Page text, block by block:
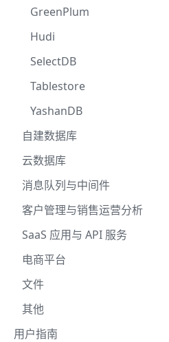
GreenPlum
Hudi
SelectDB
Tablestore
YashanDB
自建数据库
云数据库
消息队列与中间件
客户管理与销售运营分析
SaaS 应用与 API 服务
电商平台
文件
其他
用户指南